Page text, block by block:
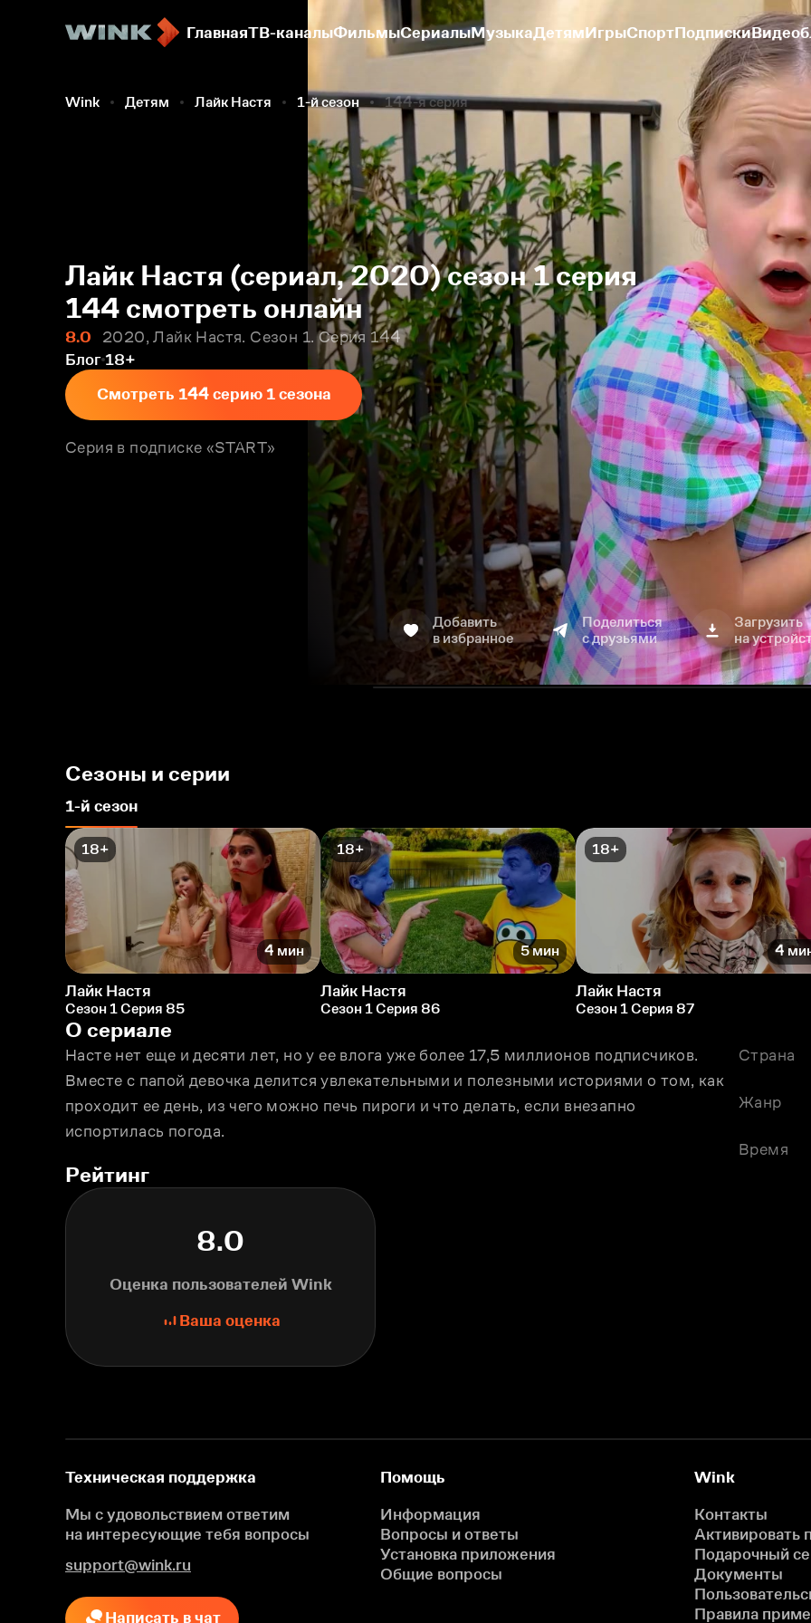
ГлавнаяТВ-каналыФильмыСериалыМузыкаДетямИгрыСпортПодписки
Wink Детям Лайк Настя 1-й сезон 144-я серия
Лайк Настя (сериал, 2020) сезон 1 серия
144 смотреть онлайн
8.0
2020, Лайк Настя. Сезон 1. Серия 144
Блог 18+
Смотреть 144 серию 1 сезона
Серия в подписке «START»
Добавить
в избранное
Поделиться
с друзьями
Загрузить
на
Сезоны и серии
1-й сезон
18+
4 мин
Лайк Настя
Сезон 1 Серия 85
18+
5 мин
Лайк Настя
Сезон 1 Серия 86
18+
4
Лайк Настя
Сезон 1 Серия 87
О сериале
Насте нет еще и десяти лет, но у ее влога уже более 17,5 миллионов подписчиков.
Вместе с папой девочка делится увлекательными и полезными историями о том, как
проходит ее день, из чего можно печь пироги и что делать, если внезапно
испортилась погода.
Страна
Жанр
Время
Рейтинг
8.0
Оценка пользователей Wink
Ваша оценка
Техническая поддержка
Мы с удовольствием ответим
на интересующие тебя вопросы
support@wink.ru
Написать в чат
Помощь
Информация
Вопросы и ответы
Установка приложения
Общие вопросы
Wink
Контакты
Активировать
Подарочный
Документы
Правила